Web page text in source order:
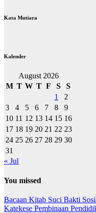
Kata Mutiara
Kalender
August 2026
M T W T F S
S
1
2
3
4 5 6 7 8
9
10 11 12 13 14 15 16
17 18 19 20 21 22 23
24 25 26 27 28 29 30
31
« Jul
You missed
Bacaan Kitab Suci Bakti
Katekese Pembinaan